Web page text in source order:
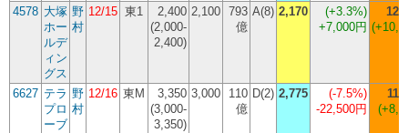
4578 大塚
ホー
ルデ
ィン
グス
野
村
12/15 東1
2,400
(2,000-
2,400)
2,100 793
億
A(8) 2,170 (+3.3%)
+7,000円
6627 テラ
プロ
ーブ
野
村
12/16 東M
3,350
(3,000-
3,350)
3,000
110
億
D(2) 2,775 (-7.5%)
-22,500円